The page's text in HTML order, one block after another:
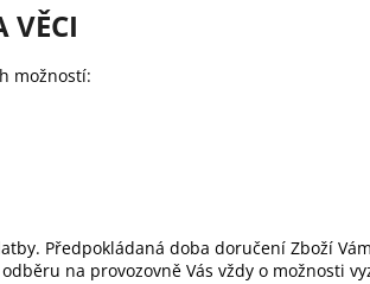
VĚCI
možností:
Předpokládaná doba doručení Zboží
na provozovně Vás vždy o možnosti